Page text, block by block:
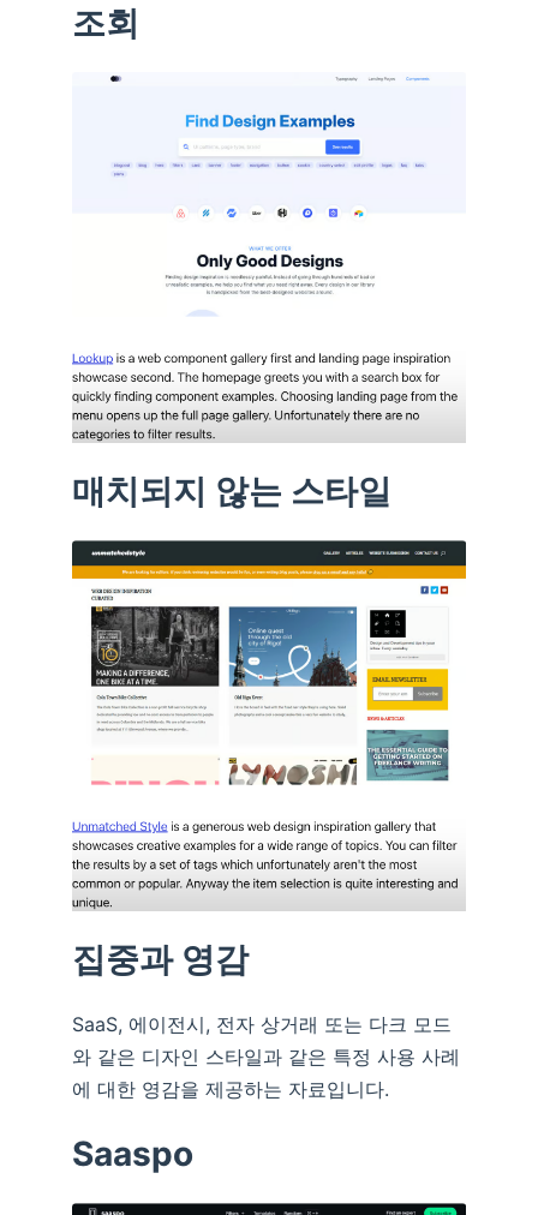
조회
매치되지 않는 스타일
집중과 영감
SaaS, 에이전시, 전자 상거래 또는 다크 모드
와 같은 디자인 스타일과 같은 특정 사용 사례
에 대한 영감을 제공하는 자료입니다.
Saaspo